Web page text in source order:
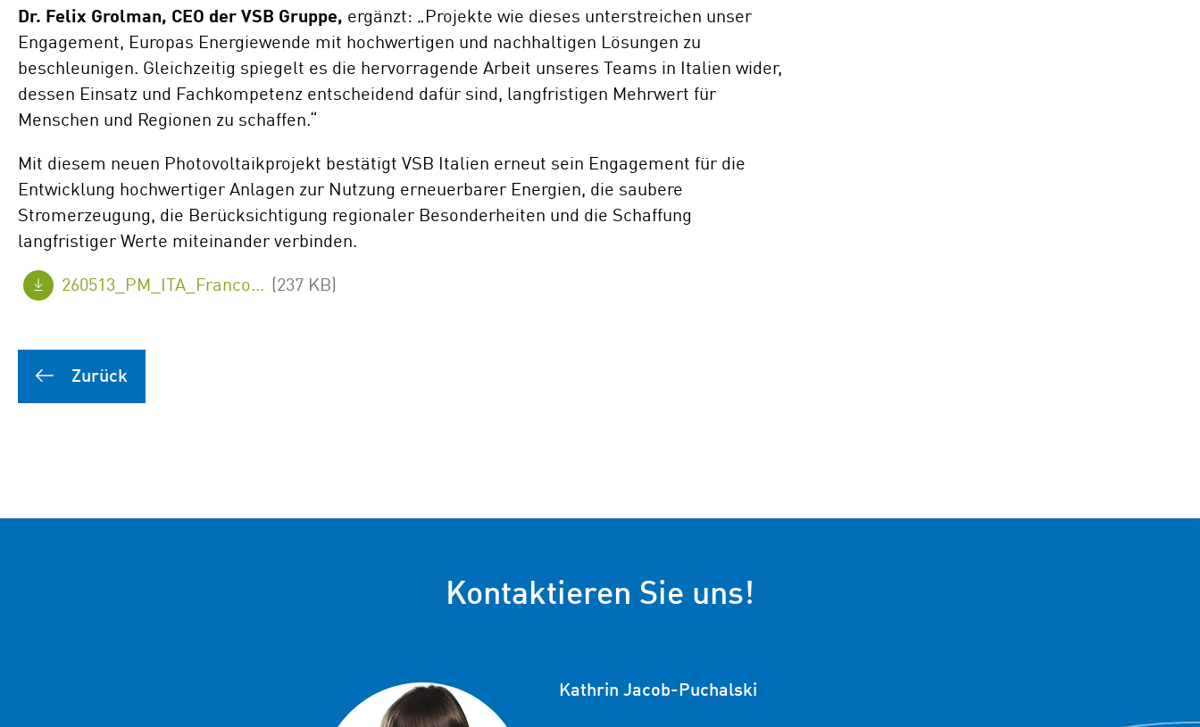
Dr. Felix Grolman, CEO der VSB Gruppe, ergänzt: „Projekte wie dieses unterstreichen unser
Engagement, Europas Energiewende mit hochwertigen und nachhaltigen Lösungen zu
beschleunigen. Gleichzeitig spiegelt es die hervorragende Arbeit unseres Teams in Italien wider,
dessen Einsatz und Fachkompetenz entscheidend dafür sind, langfristigen Mehrwert für
Menschen und Regionen zu schaffen.“
Mit diesem neuen Photovoltaikprojekt bestätigt VSB Italien erneut sein Engagement für die
Entwicklung hochwertiger Anlagen zur Nutzung erneuerbarer Energien, die saubere
Stromerzeugung, die Berücksichtigung regionaler Besonderheiten und die Schaffung
langfristiger Werte miteinander verbinden.
260513_PM_ITA_Francofonte_PV_Projekt_de_FINAL.pdf (237 KB)
Zurück
Kontaktieren Sie uns!
Kathrin Jacob-Puchalski